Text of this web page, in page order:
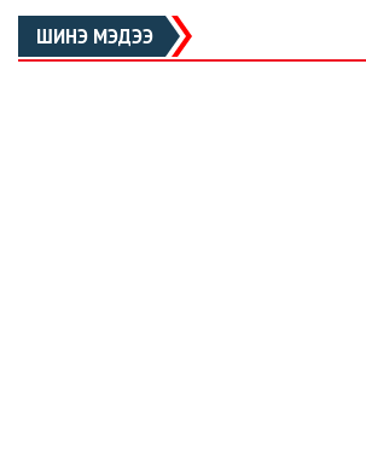
ШИНЭ МЭДЭЭ